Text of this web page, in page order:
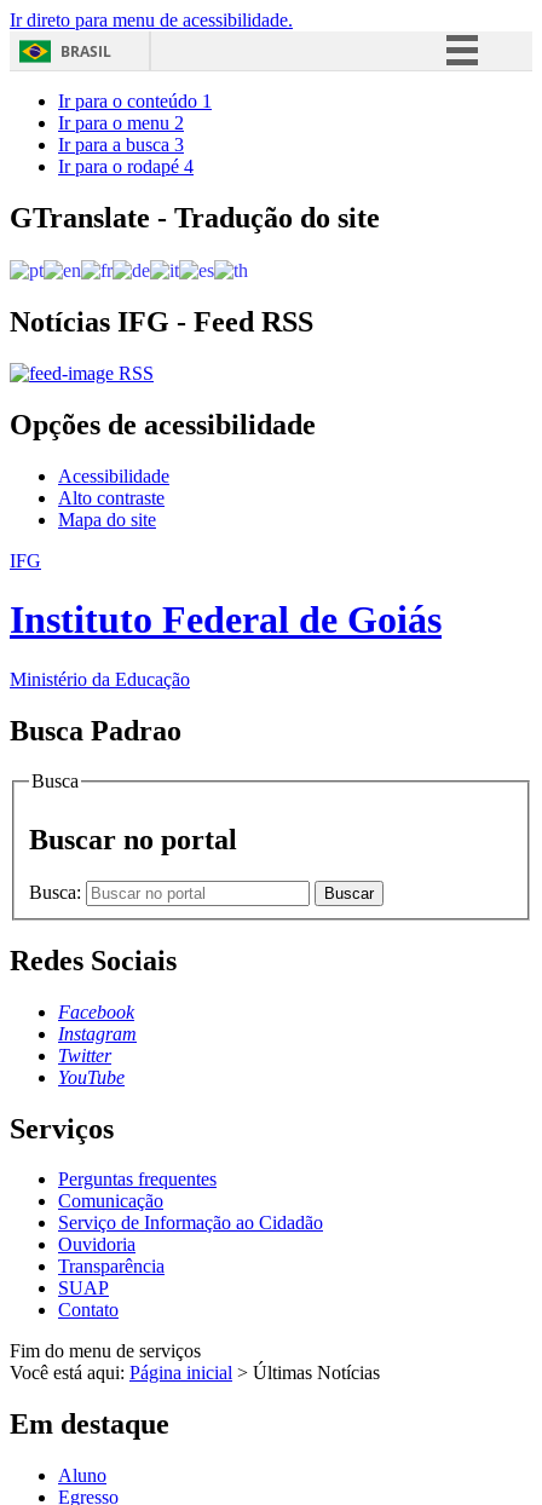
Ir direto para menu de acessibilidade.
BRASIL
Acesso à informação
Ir para o conteúdo 1
Ir para o menu 2
Ir para a busca 3
Ir para o rodapé 4
GTranslate - Tradução do site
Notícias IFG - Feed RSS
RSS
Opções de acessibilidade
Acessibilidade
Alto contraste
Mapa do site
IFG
Instituto Federal de Goiás
Ministério da Educação
Busca Padrao
Busca
Buscar no portal
Busca: Buscar
Redes Sociais
Facebook
Instagram
Twitter
YouTube
Serviços
Perguntas frequentes
Comunicação
Serviço de Informação ao Cidadão
Ouvidoria
Transparência
SUAP
Contato
Fim do menu de serviços
Você está aqui: Página inicial > Últimas Notícias
Em destaque
Aluno
Egresso